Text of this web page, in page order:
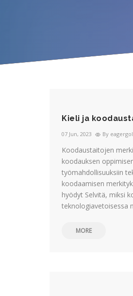
Kieli ja
07 Jun, 2023 By
Koodaustaitojen
koodauksen
työmahdollisuuksiin
koodaamisen
hyödyt Selvitä, miksi
teknologiavetoisessa
MORE